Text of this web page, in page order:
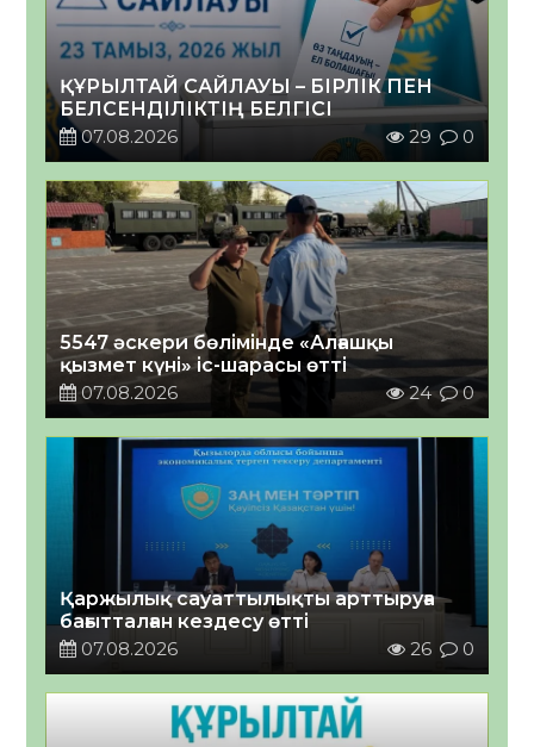
ҚҰРЫЛТАЙ САЙЛАУЫ – БІРЛІК ПЕН
БЕЛСЕНДІЛІКТІҢ БЕЛГІСІ
07.08.2026
29 0
5547 әскери бөлімінде «Алғашқы
қызмет күні» іс-шарасы өтті
07.08.2026
24 0
Қаржылық сауаттылықты арттыруға
бағытталған кездесу өтті
07.08.2026
26 0